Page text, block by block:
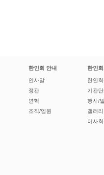
한인회 안내
인사말
정관
연혁
조직/임원
한인
한인
기관
행사/
갤러리
이사